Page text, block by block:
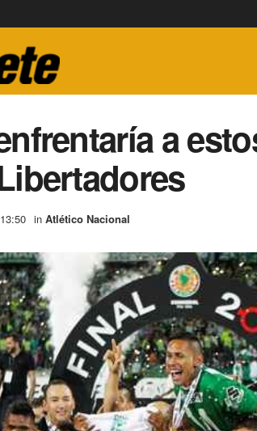
a
in Atlético Nacional